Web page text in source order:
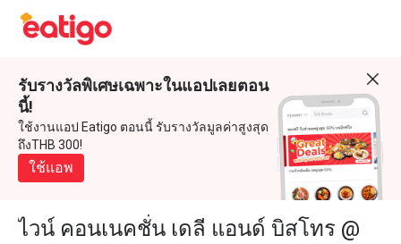
รับรางวัลพิเศษเฉพาะในแอปเลยตอน
นี้!
ใช้งานแอป Eatigo ตอนนี้ รับรางวัลมูลค่าสูงสุด
ถึงTHB 300!
ใช้แอพ
ไวน์ คอนเนคชั่น เดลี แอนด์ บิสโทร @